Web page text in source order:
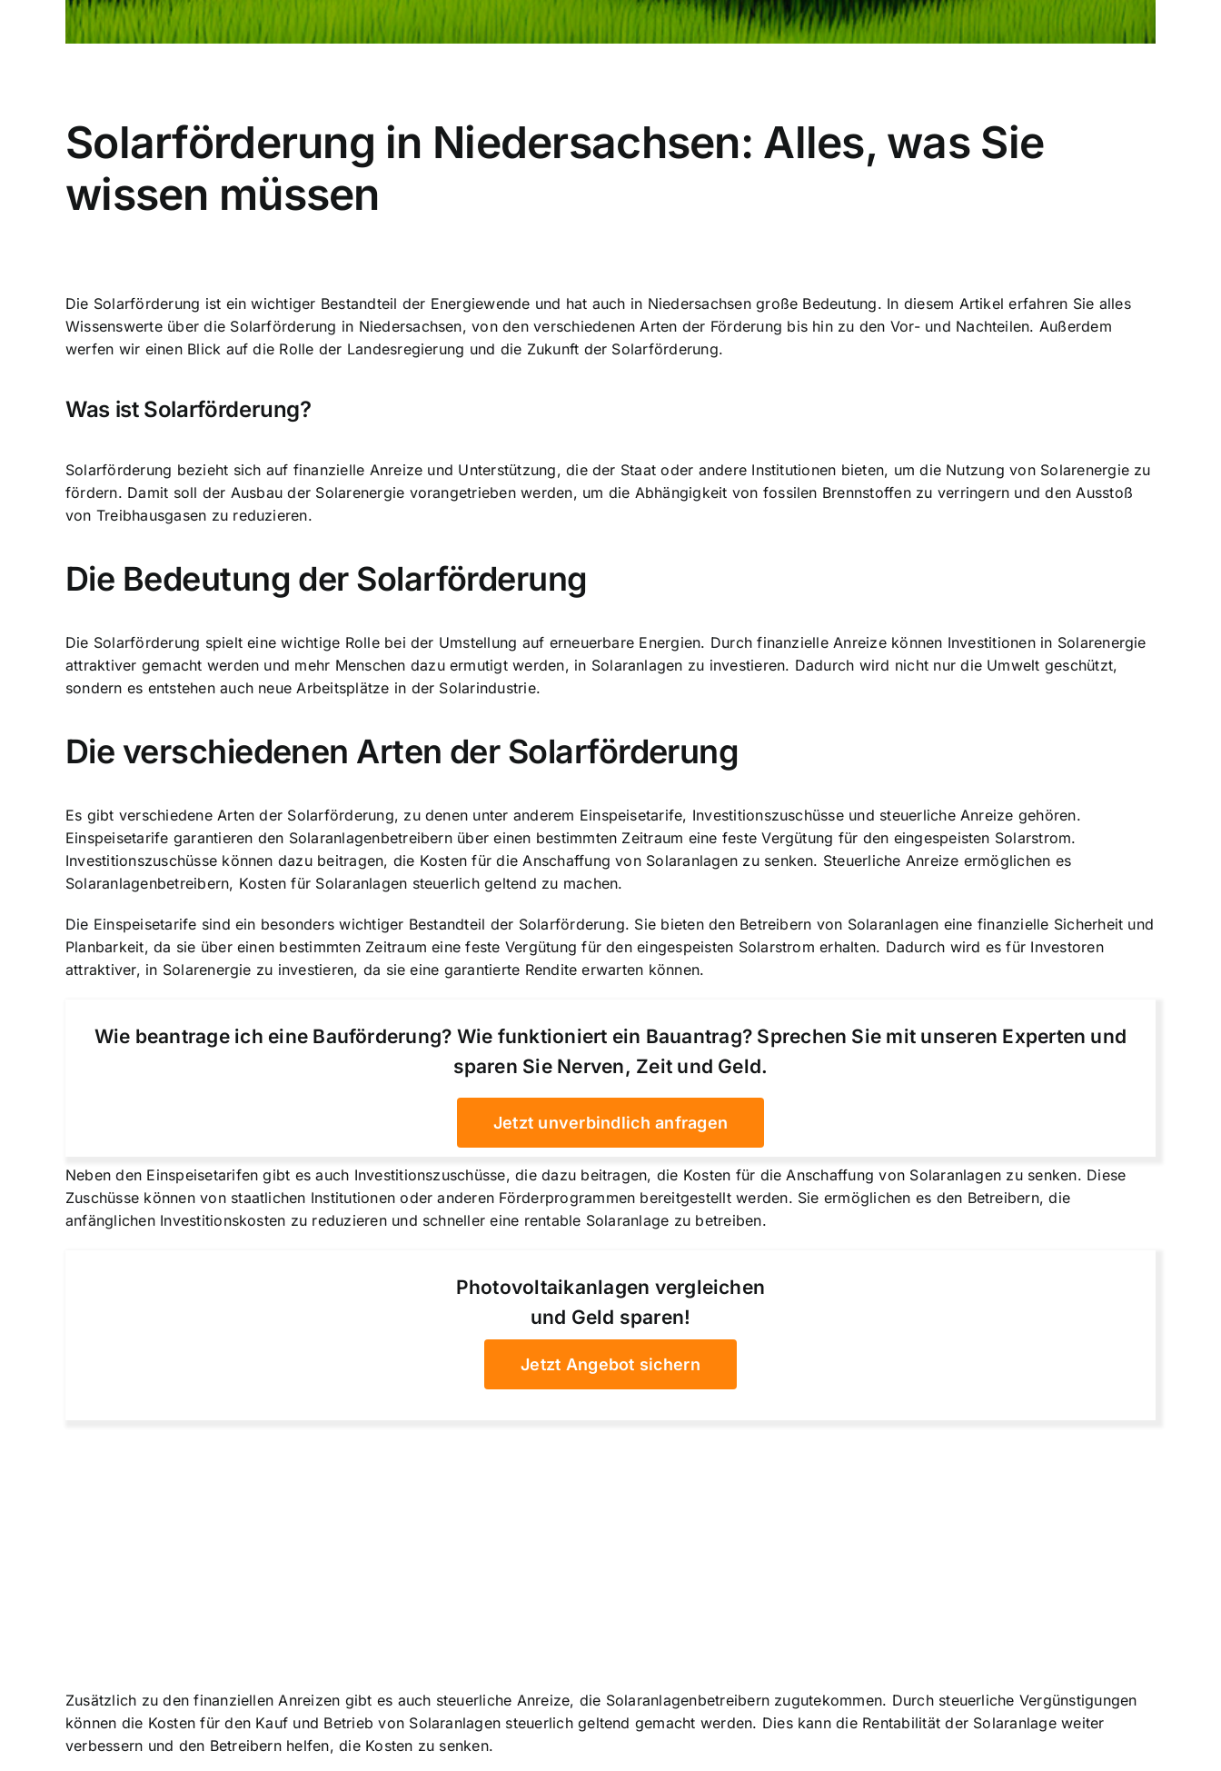
Solarförderung in Niedersachsen: Alles, was Sie
wissen müssen
Die Solarförderung ist ein wichtiger Bestandteil der Energiewende und hat auch in Niedersachsen große Bedeutung. In diesem Artikel erfahren Sie alles
Wissenswerte über die Solarförderung in Niedersachsen, von den verschiedenen Arten der Förderung bis hin zu den Vor- und Nachteilen. Außerdem
werfen wir einen Blick auf die Rolle der Landesregierung und die Zukunft der Solarförderung.
Was ist Solarförderung?
Solarförderung bezieht sich auf finanzielle Anreize und Unterstützung, die der Staat oder andere Institutionen bieten, um die Nutzung von Solarenergie zu
fördern. Damit soll der Ausbau der Solarenergie vorangetrieben werden, um die Abhängigkeit von fossilen Brennstoffen zu verringern und den Ausstoß
von Treibhausgasen zu reduzieren.
Die Bedeutung der Solarförderung
Die Solarförderung spielt eine wichtige Rolle bei der Umstellung auf erneuerbare Energien. Durch finanzielle Anreize können Investitionen in Solarenergie
attraktiver gemacht werden und mehr Menschen dazu ermutigt werden, in Solaranlagen zu investieren. Dadurch wird nicht nur die Umwelt geschützt,
sondern es entstehen auch neue Arbeitsplätze in der Solarindustrie.
Die verschiedenen Arten der Solarförderung
Es gibt verschiedene Arten der Solarförderung, zu denen unter anderem Einspeisetarife, Investitionszuschüsse und steuerliche Anreize gehören.
Einspeisetarife garantieren den Solaranlagenbetreibern über einen bestimmten Zeitraum eine feste Vergütung für den eingespeisten Solarstrom.
Investitionszuschüsse können dazu beitragen, die Kosten für die Anschaffung von Solaranlagen zu senken. Steuerliche Anreize ermöglichen es
Solaranlagenbetreibern, Kosten für Solaranlagen steuerlich geltend zu machen.
Die Einspeisetarife sind ein besonders wichtiger Bestandteil der Solarförderung. Sie bieten den Betreibern von Solaranlagen eine finanzielle Sicherheit und
Planbarkeit, da sie über einen bestimmten Zeitraum eine feste Vergütung für den eingespeisten Solarstrom erhalten. Dadurch wird es für Investoren
attraktiver, in Solarenergie zu investieren, da sie eine garantierte Rendite erwarten können.
Wie beantrage ich eine Bauförderung? Wie funktioniert ein Bauantrag? Sprechen Sie mit unseren Experten und
sparen Sie Nerven, Zeit und Geld.
Jetzt unverbindlich anfragen
Neben den Einspeisetarifen gibt es auch Investitionszuschüsse, die dazu beitragen, die Kosten für die Anschaffung von Solaranlagen zu senken. Diese
Zuschüsse können von staatlichen Institutionen oder anderen Förderprogrammen bereitgestellt werden. Sie ermöglichen es den Betreibern, die
anfänglichen Investitionskosten zu reduzieren und schneller eine rentable Solaranlage zu betreiben.
Photovoltaikanlagen vergleichen
und Geld sparen!
Jetzt Angebot sichern
Zusätzlich zu den finanziellen Anreizen gibt es auch steuerliche Anreize, die Solaranlagenbetreibern zugutekommen. Durch steuerliche Vergünstigungen
können die Kosten für den Kauf und Betrieb von Solaranlagen steuerlich geltend gemacht werden. Dies kann die Rentabilität der Solaranlage weiter
verbessern und den Betreibern helfen, die Kosten zu senken.